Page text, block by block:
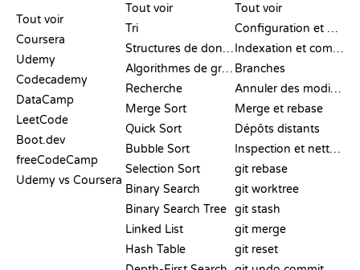
Tout voir
Coursera
Udemy
Codecademy
DataCamp
LeetCode
Boot.dev
freeCodeCamp
Udemy vs Coursera
Tout voir
Tri
Structures de données
Algorithmes de graphes
Recherche
Merge Sort
Quick Sort
Bubble Sort
Selection Sort
Binary Search
Binary Search Tree
Linked List
Hash Table
Tout voir
Configuration et mise en place
Indexation et commit
Branches
Annuler des modifications
Merge et rebase
Dépôts distants
Inspection et nettoyage
git rebase
git worktree
git stash
git merge
git reset